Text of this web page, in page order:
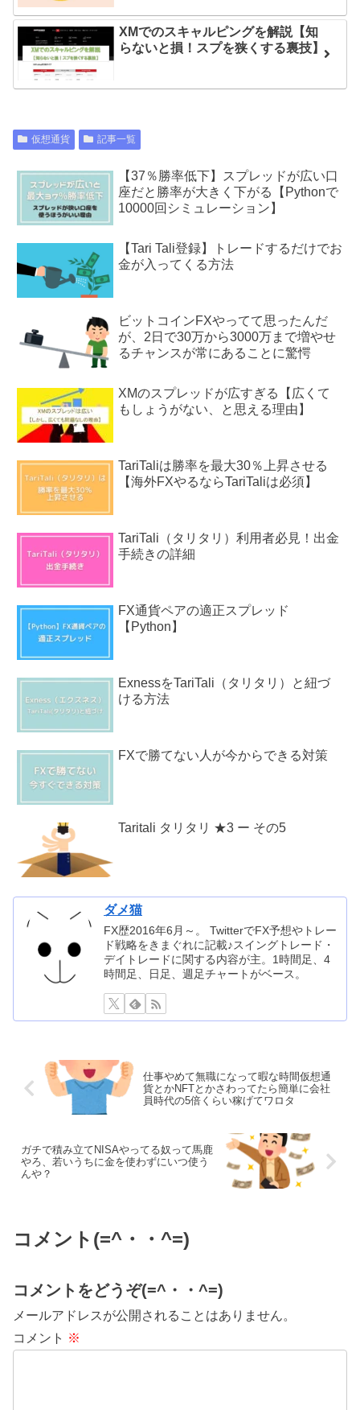
XMでのスキャルピングを解説【知
らないと損！スプを狭くする裏技】
仮想通貨 記事一覧
【37％勝率低下】スプレッドが広い口
座だと勝率が大きく下がる【Pythonで
10000回シミュレーション】
【Tari Tali登録】トレードするだけでお
金が入ってくる方法
ビットコインFXやってて思ったんだ
が、2日で30万から3000万まで増やせ
るチャンスが常にあることに驚愕
XMのスプレッドが広すぎる【広くて
もしょうがない、と思える理由】
TariTaliは勝率を最大30％上昇させる
【海外FXやるならTariTaliは必須】
TariTali（タリタリ）利用者必見！出金
手続きの詳細
FX通貨ペアの適正スプレッド
【Python】
ExnessをTariTali（タリタリ）と紐づ
ける方法
FXで勝てない人が今からできる対策
Taritali タリタリ ★3 ー その5
ダメ猫
FX歴2016年6月～。 TwitterでFX予想やトレー
ド戦略をきまぐれに記載♪スイングトレード・
デイトレードに関する内容が主。1時間足、4
時間足、日足、週足チャートがベース。
仕事やめて無職になって暇な時間仮想通
貨とかNFTとかさわってたら簡単に会社
員時代の5倍くらい稼げてワロタ
ガチで積み立てNISAやってる奴って馬鹿
やろ、若いうちに金を使わずにいつ使う
んや？
コメント(=^・・^=)
コメントをどうぞ(=^・・^=)
メールアドレスが公開されることはありません。
コメント ※